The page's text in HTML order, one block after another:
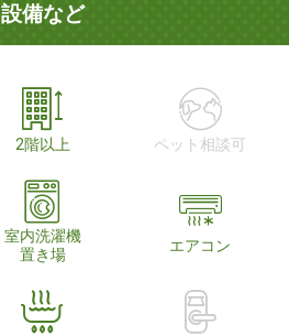
設備など
2階以上 ペット相談可
室内洗濯機
置き場
エアコン